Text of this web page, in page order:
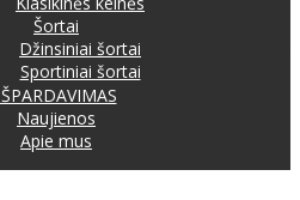
Šortai
Džinsiniai šortai
Sportiniai šortai
Naujienos
Apie mus